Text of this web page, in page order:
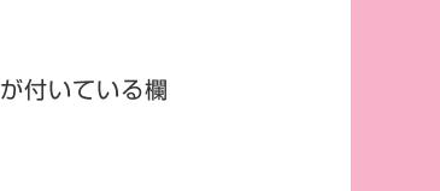
が付いている欄